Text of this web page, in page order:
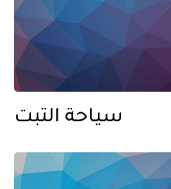
سياحة التبت